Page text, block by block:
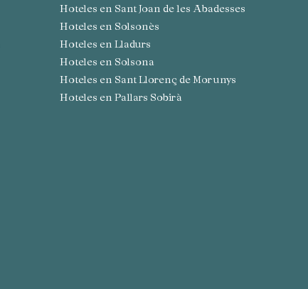
Hoteles en Sant Joan de les Abadesses
Hoteles en Solsonès
Hoteles en Lladurs
Hoteles en Solsona
Hoteles en Sant Llorenç de Morunys
Hoteles en Pallars Sobirà